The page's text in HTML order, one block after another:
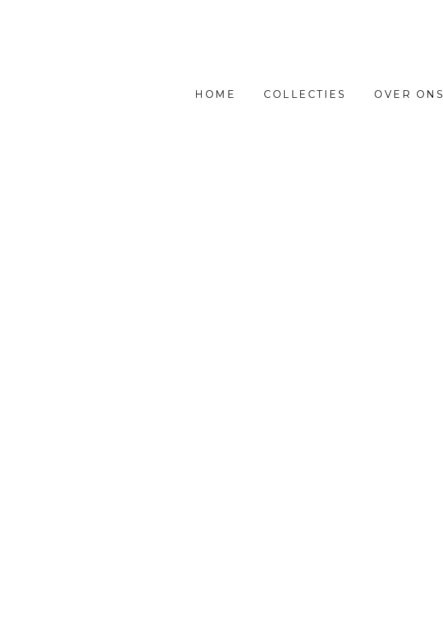
HOME COLLECTIES OVER ONS